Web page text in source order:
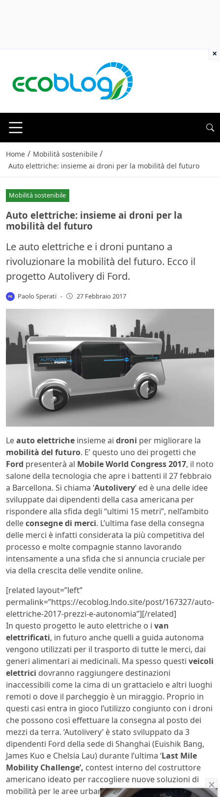
Home / Mobilità sostenibile /
Auto elettriche: insieme ai droni per la mobilità del futuro
Mobilità sostenibile
Auto elettriche: insieme ai droni per la
mobilità del futuro
Le auto elettriche e i droni puntano a
rivoluzionare la mobilità del futuro. Ecco il
progetto Autolivery di Ford.
Paolo Sperati - 27 Febbraio 2017
Leauto elettriche insieme ai droni per migliorare la
mobilità del futuro. E’ questo uno dei progetti che
Ford presenterà al Mobile World Congress 2017, il noto
salone della tecnologia che apre i battenti il 27 febbraio
a Barcellona. Si chiama ‘Autolivery’ ed è una delle idee
sviluppate dai dipendenti della casa americana per
rispondere alla sfida degli “ultimi 15 metri”, nell’ambito
delleconsegne di merci. L’ultima fase della consegna
delle merci è infatti considerata la più competitiva del
processo e molte compagnie stanno lavorando
intensamente a una sfida che si annuncia cruciale per
via della crescita delle vendite online.
[related layout=”left”
permalink=”https://ecoblog.lndo.site/post/167327/auto-
elettriche-2017-prezzi-e-autonomia”][/related]
In questo progetto le auto elettriche o i van
elettrificati, in futuro anche quelli a guida autonoma
vengono utilizzati per il trasporto di tutte le merci, dai
generi alimentari ai medicinali. Ma spesso questi veicoli
elettrici dovranno raggiungere destinazioni
inaccessibili come la cima di un grattacielo e altri luoghi
remoti o dove il parcheggio è un miraggio. Proprio in
questi casi entra in gioco l’utilizzo congiunto con i droni
che possono così effettuare la consegna al posto dei
mezzi da terra. ‘Autolivery’ è stato sviluppato da 3
dipendenti Ford della sede di Shanghai (Euishik Bang,
James Kuo e Chelsia Lau) durante l’ultima ‘Last Mile
Mobility Challenge’, contest interno del costruttore
americano ideato per raccogliere nuove soluzioni di
mobilità per le aree urbane.
×